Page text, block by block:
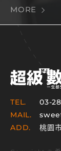
MORE
TEL.
03-
MAIL.
ADD.
桃園